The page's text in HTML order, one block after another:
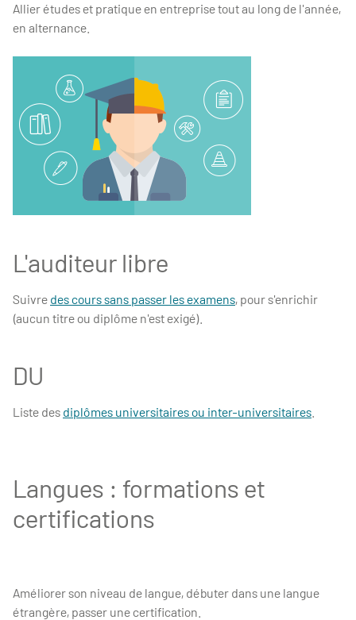
Allier études et pratique en entreprise tout au long de l'année,
en alternance
L'auditeur libre
Suivre des cours sans passer les examens, pour s'enrichir
(aucun titre ou diplôme n'est exigé).
DU
Liste des diplômes universitaires ou inter-universitaires
Langues : formations et
certifications
Améliorer son niveau de langue, débuter dans une langue
étrangère, passer une certification